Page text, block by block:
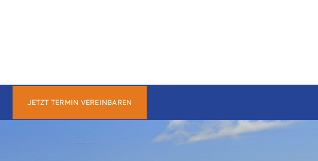
JETZT TERMIN VEREINBAREN